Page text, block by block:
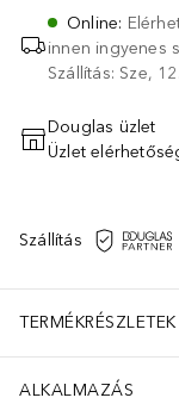
Online:
innen ingyenes
Szállítás: Sze,
Douglas üzlet
Üzlet
Szállítás
TERMÉKRÉSZLETEK
ALKALMAZÁS